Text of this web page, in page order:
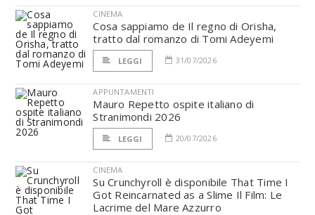
CINEMA
Cosa sappiamo de Il regno di Orisha,
tratto dal romanzo di Tomi Adeyemi
LEGGI 31/07/2026
APPUNTAMENTI
Mauro Repetto ospite italiano di
Stranimondi 2026
LEGGI 20/07/2026
CINEMA
Su Crunchyroll è disponibile That Time I
Got Reincarnated as a Slime Il Film: Le
Lacrime del Mare Azzurro